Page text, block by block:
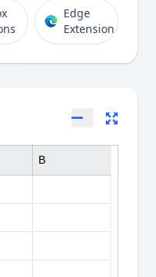
Edge
Extension
B